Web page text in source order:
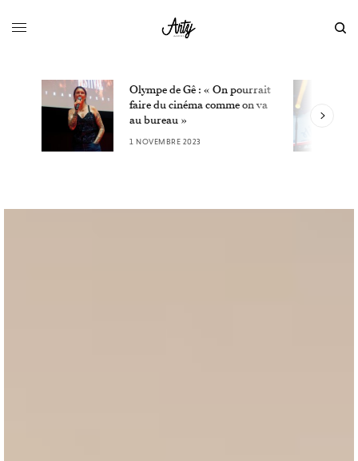
Olympe de Gê : « On pourrait
faire du cinéma comme on va
au bureau »
1 NOVEMBRE 2023